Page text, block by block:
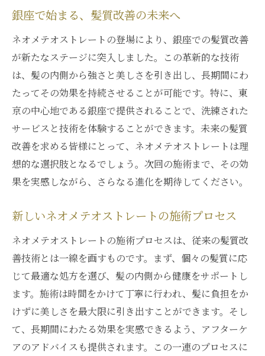
の工夫
ネオメテオストレートの持続力の秘密
髪の未来を支える持続的な美の追求
髪質改善の最前線に立つ銀座のネオメテオスト
レート
銀座が誇る最先端の髪質改善技術
髪質改善業界をリードするネオメテオスト
レート
銀座のサロンが導く髪質改善の新時代
銀座で出会う、髪質改善の最先端
髪の美しさを変革する銀座のネオメテオス
トレート
銀座で感じるネオメテオストレートの特別な体
験
銀座でしか味わえないネオメテオストレー
トの特別感
銀座で始まる、髪質改善の未来へ
ネオメテオストレートの登場により、銀座での髪質改善
が新たなステージに突入しました。この革新的な技術
は、髪の内側から強さと美しさを引き出し、長期間にわ
たってその効果を持続させることが可能です。特に、東
京の中心地である銀座で提供されることで、洗練された
サービスと技術を体験することができます。未来の髪質
改善を求める皆様にとって、ネオメテオストレートは理
想的な選択肢となるでしょう。次回の施術まで、その効
果を実感しながら、さらなる進化を期待してください。
新しいネオメテオストレートの施術プロセス
ネオメテオストレートの施術プロセスは、従来の髪質改
善技術とは一線を画すものです。まず、個々の髪質に応
じて最適な処方を選び、髪の内側から健康をサポートし
ます。施術は時間をかけて丁寧に行われ、髪に負担をか
けずに美しさを最大限に引き出すことができます。そし
て、長期間にわたる効果を実感できるよう、アフターケ
アのアドバイスも提供されます。この一連のプロセスに